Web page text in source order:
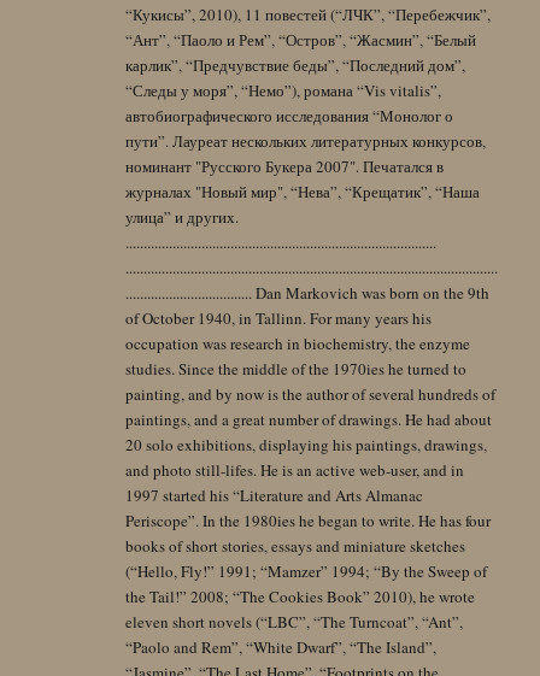
“Кукисы”, 2010), 11 повестей (“ЛЧК”, “Перебежчик”,
“Ант”, “Паоло и Рем”, “Остров”, “Жасмин”, “Белый
карлик”, “Предчувствие беды”, “Последний дом”,
“Следы у моря”, “Немо”), романа “Vis vitalis”,
автобиографического исследования “Монолог о
пути”. Лауреат нескольких литературных конкурсов,
номинант "Русского Букера 2007". Печатался в
журналах "Новый мир", “Нева”, “Крещатик”, “Наша
улица” и других.
......................................................................................
.......................................................................................................
................................... Dan Markovich was born on the 9th
of October 1940, in Tallinn. For many years his
occupation was research in biochemistry, the enzyme
studies. Since the middle of the 1970ies he turned to
painting, and by now is the author of several hundreds of
paintings, and a great number of drawings. He had about
20 solo exhibitions, displaying his paintings, drawings,
and photo still-lifes. He is an active web-user, and in
1997 started his “Literature and Arts Almanac
Periscope”. In the 1980ies he began to write. He has four
books of short stories, essays and miniature sketches
(“Hello, Fly!” 1991; “Mamzer” 1994; “By the Sweep of
the Tail!” 2008; “The Cookies Book” 2010), he wrote
eleven short novels (“LBC”, “The Turncoat”, “Ant”,
“Paolo and Rem”, “White Dwarf”, “The Island”,